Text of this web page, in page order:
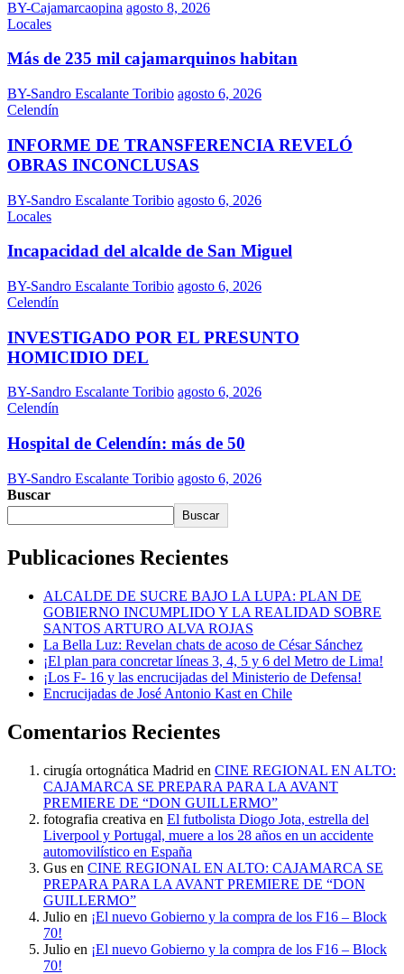
BY-Cajamarcaopina agosto 8, 2026
Locales
Más de 235 mil cajamarquinos habitan
BY-Sandro Escalante Toribio agosto 6, 2026
Celendín
INFORME DE TRANSFERENCIA REVELÓ
OBRAS INCONCLUSAS
BY-Sandro Escalante Toribio agosto 6, 2026
Locales
Incapacidad del alcalde de San Miguel
BY-Sandro Escalante Toribio agosto 6, 2026
Celendín
INVESTIGADO POR EL PRESUNTO
HOMICIDIO DEL
BY-Sandro Escalante Toribio agosto 6, 2026
Celendín
Hospital de Celendín: más de 50
BY-Sandro Escalante Toribio agosto 6, 2026
Buscar
Buscar
Publicaciones Recientes
ALCALDE DE SUCRE BAJO LA LUPA: PLAN DE
GOBIERNO INCUMPLIDO Y LA REALIDAD SOBRE
SANTOS ARTURO ALVA ROJAS
La Bella Luz: Revelan chats de acoso de César Sánchez
¡El plan para concretar líneas 3, 4, 5 y 6 del Metro de Lima!
¡Los F- 16 y las encrucijadas del Ministerio de Defensa!
Encrucijadas de José Antonio Kast en Chile
Comentarios Recientes
cirugía ortognática Madrid en CINE REGIONAL EN ALTO:
CAJAMARCA SE PREPARA PARA LA AVANT
PREMIERE DE “DON GUILLERMO”
fotografia creativa en El futbolista Diogo Jota, estrella del
Liverpool y Portugal, muere a los 28 años en un accidente
automovilístico en España
Gus en CINE REGIONAL EN ALTO: CAJAMARCA SE
PREPARA PARA LA AVANT PREMIERE DE “DON
GUILLERMO”
Julio en ¡El nuevo Gobierno y la compra de los F16 – Block
70!
Julio en ¡El nuevo Gobierno y la compra de los F16 – Block
70!